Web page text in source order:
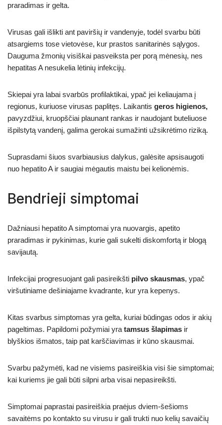
praradimas ir gelta.
Virusas gali išlikti ant paviršių ir vandenyje, todėl svarbu būti
atsargiems tose vietovėse, kur prastos sanitarinės sąlygos.
Dauguma žmonių visiškai pasveiksta per porą mėnesių, nes
hepatitas A nesukelia lėtinių infekcijų.
Skiepai yra labai svarbūs profilaktikai, ypač jei keliaujama į
regionus, kuriuose virusas paplitęs. Laikantis geros higienos,
pavyzdžiui, kruopščiai plaunant rankas ir naudojant buteliuose
išpilstytą vandenį, galima gerokai sumažinti užsikrėtimo riziką.
Suprasdami šiuos svarbiausius dalykus, galėsite apsisaugoti
nuo hepatito A ir saugiai mėgautis maistu bei kelionėmis.
Bendrieji simptomai
Dažniausi hepatito A simptomai yra nuovargis, apetito
praradimas ir pykinimas, kurie gali sukelti diskomfortą ir blogą
savijautą.
Infekcijai progresuojant gali pasireikšti pilvo skausmas, ypač
viršutiniame dešiniajame kvadrante, kur yra kepenys.
Kitas svarbus simptomas yra gelta, kuriai būdingas odos ir akių
pageltimas. Papildomi požymiai yra tamsus šlapimas ir
blyškios išmatos, taip pat karščiavimas ir kūno skausmai.
Svarbu pažymėti, kad ne visiems pasireiškia visi šie simptomai;
kai kuriems jie gali būti silpni arba visai nepasireikšti.
Simptomai paprastai pasireiškia praėjus dviem-šešioms
savaitėms po kontakto su virusu ir gali trukti nuo kelių savaičių